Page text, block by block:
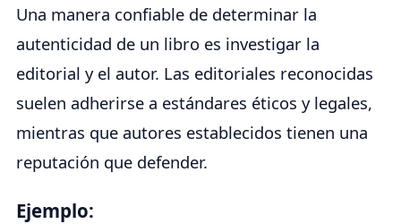
Una manera confiable de determinar la
autenticidad de un libro es investigar la
editorial y el autor. Las editoriales reconocidas
suelen adherirse a estándares éticos y legales,
mientras que autores establecidos tienen una
reputación que defender.
Ejemplo: